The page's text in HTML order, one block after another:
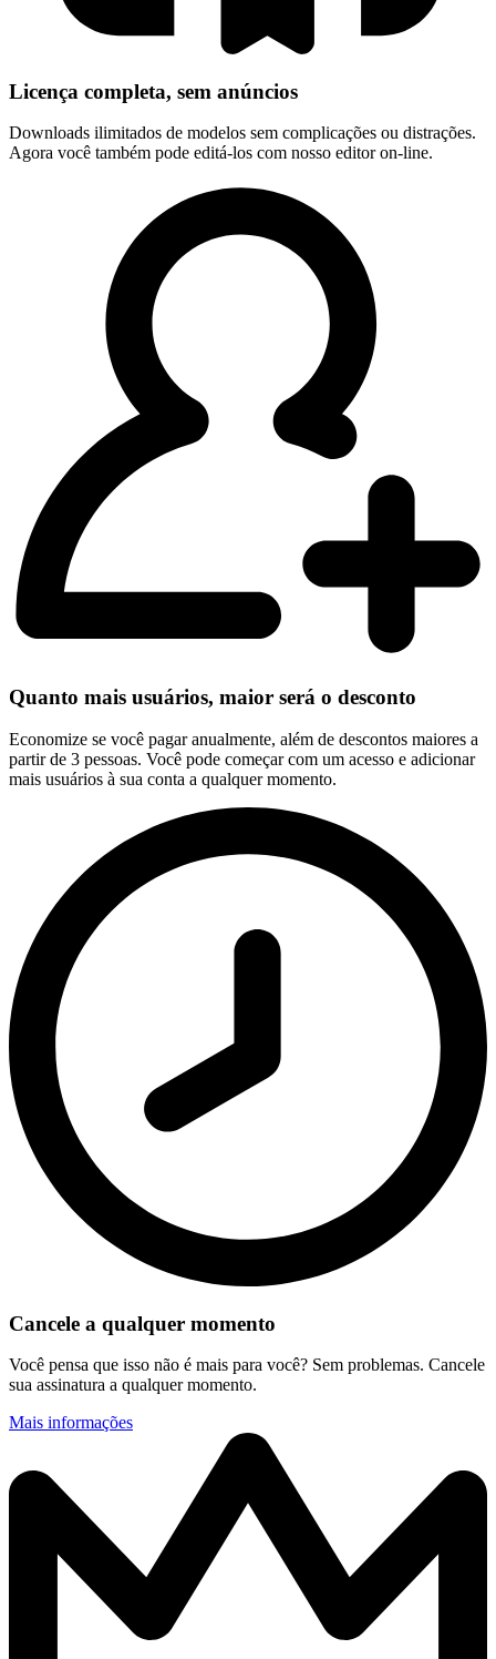
Licença completa, sem anúncios
Downloads ilimitados de modelos sem complicações ou distrações.
Agora você também pode editá-los com nosso editor on-line.
Quanto mais usuários, maior será o desconto
Economize se você pagar anualmente, além de descontos maiores a
partir de 3 pessoas. Você pode começar com um acesso e adicionar
mais usuários à sua conta a qualquer momento.
Cancele a qualquer momento
Você pensa que isso não é mais para você? Sem problemas. Cancele
sua assinatura a qualquer momento.
Mais informações